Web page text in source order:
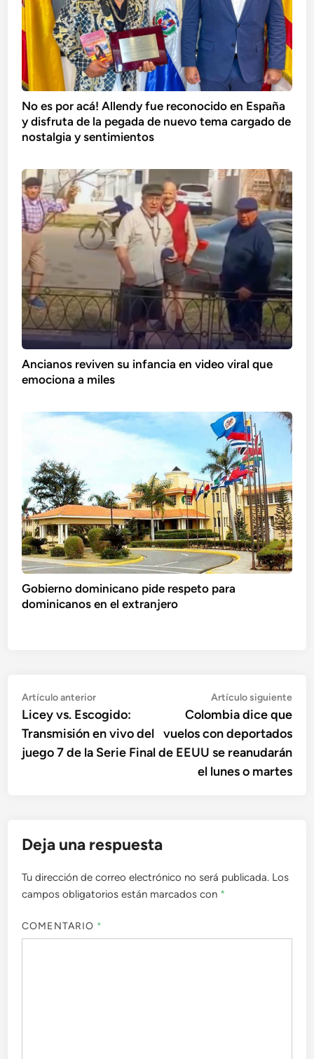
No es por acá! Allendy fue reconocido en España
y disfruta de la pegada de nuevo tema cargado de
nostalgia y sentimientos
Ancianos reviven su infancia en video viral que
emociona a miles
Gobierno dominicano pide respeto para
dominicanos en el extranjero
Navegación
de
entradas
Artículo anteriorArtículo
anterior:
Licey vs. Escogido:
Transmisión en vivo del
juego 7 de la Serie Final
Artículo siguiente
Colombia dice que
vuelos con deportados
de EEUU se reanudarán
el lunes o martes
Deja una respuesta
Tu dirección de correo electrónico no será publicada. Los
campos obligatorios están marcados con *
COMENTARIO *